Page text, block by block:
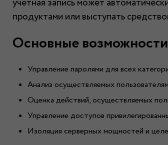
учетная запись может
продуктами или выступать
Основные
Управление паролями для всех
Анализ осуществляемых
Оценка действий, осуществляемых
Управление доступов
Изоляция серверных мощностей и